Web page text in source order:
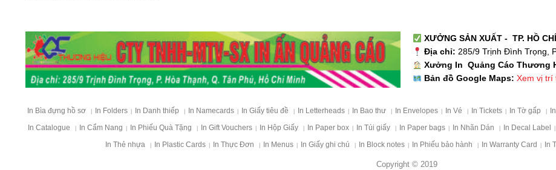
XƯỞNG SẢN XUẤT - TP. HỒ
Địa chỉ: 285/9 Trịnh Đình Trọng,
Xưởng In Quảng Cáo Thương
Bản đồ Google Maps: Xem vị trí
In Bìa đựng hồ sơ In Folders In Danh thiếp In Namecards In Giấy tiêu đề In Letterheads In Bao thư In Envelopes In Vé In Tickets In Tờ gấp
In Catalogue In Cẩm Nang In Phiếu Quà Tặng In Gift Vouchers In Hộp Giấy In Paper box In Túi giấy In Paper bags In Nhãn Dán In Decal Label
In Thẻ nhựa In Plastic Cards In Thực Đơn In Menus In Giấy ghi chú In Block notes In Phiếu bảo hành In Warranty Card In
Copyright © 2019